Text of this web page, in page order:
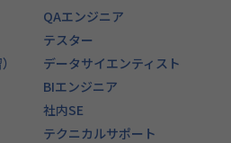
QAエンジニア
テスター
データサイエンティスト
BIエンジニア
社内SE
テクニカルサポート